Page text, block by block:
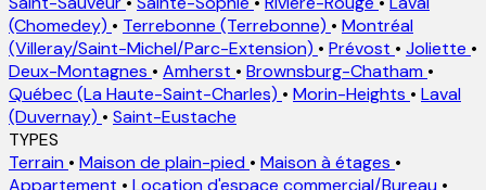
(Chomedey) • Terrebonne (Terrebonne) • Montréal
(Villeray/Saint-Michel/Parc-Extension) • Prévost • Joliette •
Deux-Montagnes • Amherst • Brownsburg-Chatham •
Québec (La Haute-Saint-Charles) • Morin-Heights • Laval
(Duvernay) • Saint-Eustache
TYPES
Terrain • Maison de plain-pied • Maison à étages •
Appartement • Location d'espace commercial/Bureau •